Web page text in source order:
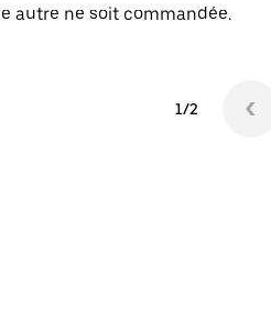
autre ne soit commandée.
1/2